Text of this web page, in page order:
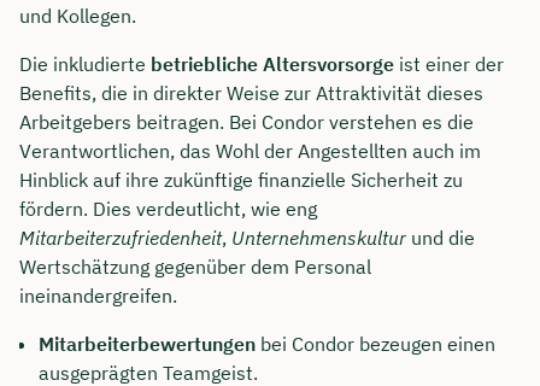
und Kollegen.
Die inkludierte betriebliche Altersvorsorge ist einer der
Benefits, die in direkter Weise zur Attraktivität dieses
Arbeitgebers beitragen. Bei Condor verstehen es die
Verantwortlichen, das Wohl der Angestellten auch im
Hinblick auf ihre zukünftige finanzielle Sicherheit zu
fördern. Dies verdeutlicht, wie eng
Mitarbeiterzufriedenheit, Unternehmenskultur und die
Wertschätzung gegenüber dem Personal
ineinandergreifen.
Mitarbeiterbewertungen bei Condor bezeugen einen
ausgeprägten Teamgeist.